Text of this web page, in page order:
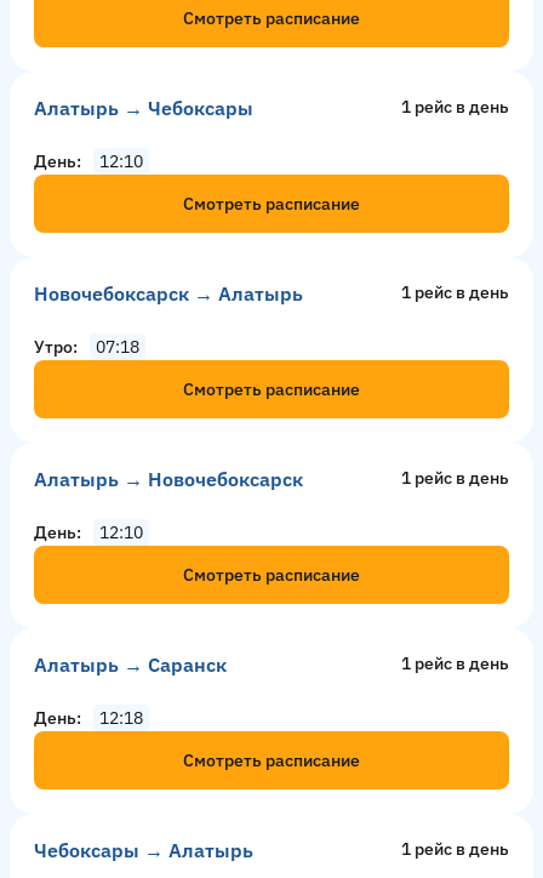
Смотреть расписание
Алатырь → Чебоксары 1 рейс в день
День
12:10
Смотреть расписание
Новочебоксарск → Алатырь 1 рейс в день
Утро
07:18
Смотреть расписание
Алатырь → Новочебоксарск 1 рейс в день
День
12:10
Смотреть расписание
Алатырь → Саранск 1 рейс в день
День
12:18
Смотреть расписание
Чебоксары → Алатырь 1 рейс в день